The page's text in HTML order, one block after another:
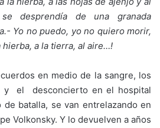
desprendía de una granada
Yo no puedo, yo no quiero morir,
hierba, a la tierra, al aire…!
en medio de la sangre, los
y el desconcierto en el hospital
batalla, se van entrelazando en
Volkonsky. Y lo devuelven a años